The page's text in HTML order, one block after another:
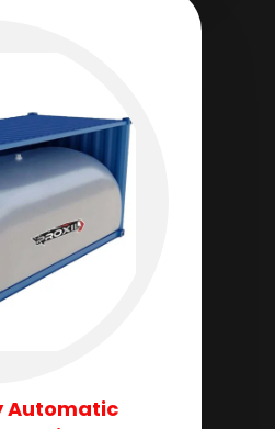
Automatic